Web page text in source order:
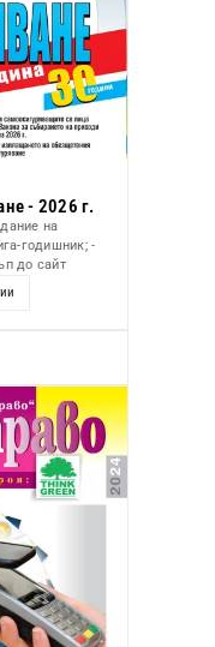
- 2026 г.
на
годишник; -
до сайт